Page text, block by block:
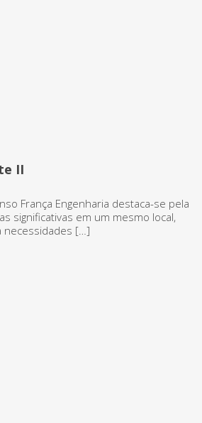
II
França Engenharia destaca-se pela
significativas em um mesmo local,
necessidades […]